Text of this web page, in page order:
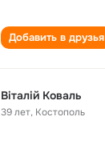
Добавить в друзья
Віталій Коваль
39 лет, Костополь